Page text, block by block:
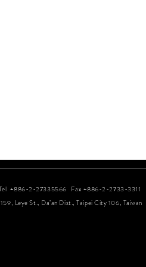
+886-2-27335566 Fax +886-2-2733-3311
Leye St., Da’an Dist., Taipei City 106, Taiwan